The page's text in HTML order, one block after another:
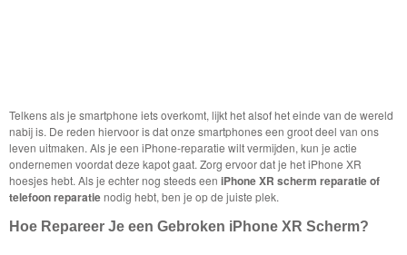
Telkens als je smartphone iets overkomt, lijkt het alsof het einde van de wereld
nabij is. De reden hiervoor is dat onze smartphones een groot deel van ons
leven uitmaken. Als je een iPhone-reparatie wilt vermijden, kun je actie
ondernemen voordat deze kapot gaat. Zorg ervoor dat je het iPhone XR
hoesjes hebt. Als je echter nog steeds een iPhone XR scherm reparatie of
telefoon reparatienodig hebt, ben je op de juiste plek.
Hoe Repareer Je een Gebroken iPhone XR Scherm?